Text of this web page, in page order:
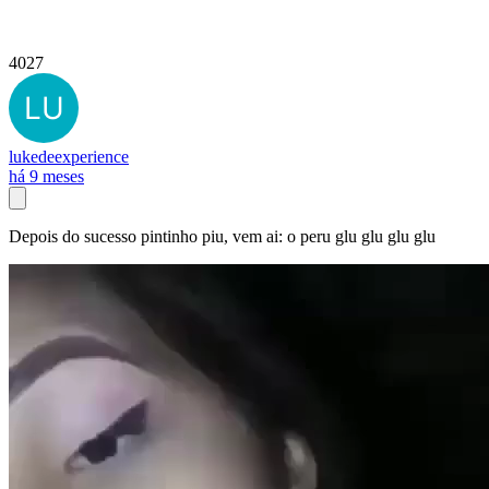
4027
lukedeexperience
há 9 meses
Depois do sucesso pintinho piu, vem ai: o peru glu glu glu glu